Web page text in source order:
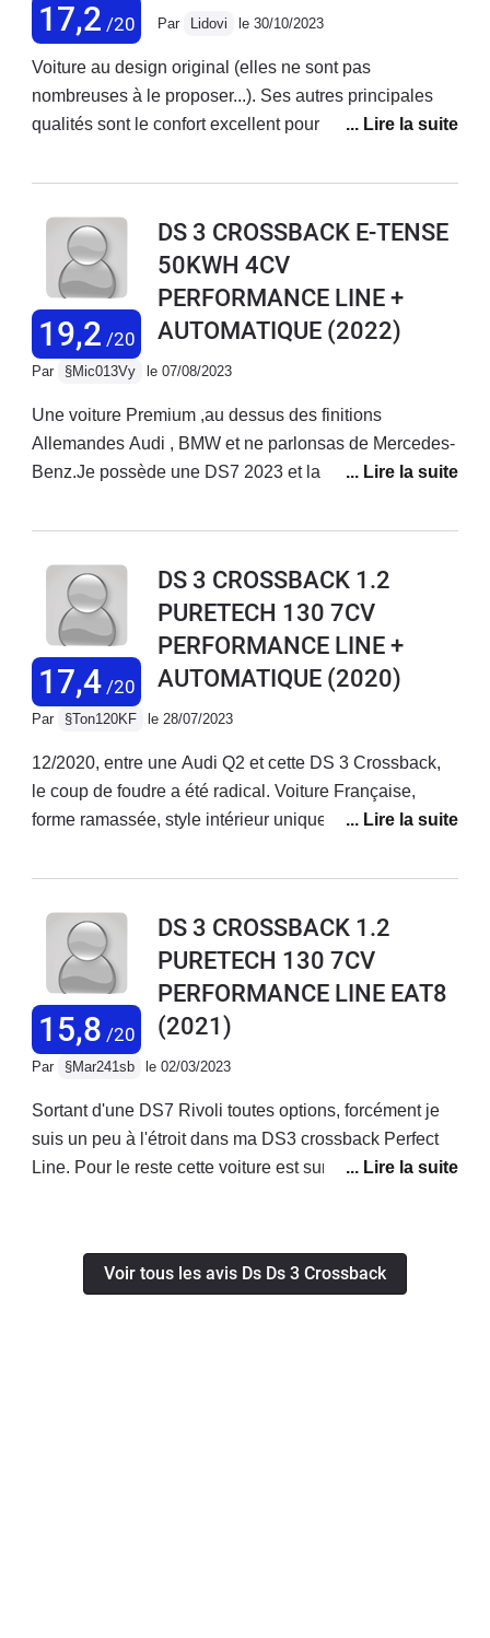
17,2 /20 Par Lidovi le 30/10/2023
Voiture au design original (elles ne sont pas
nombreuses à le proposer...). Ses autres principales
qualités sont le confort excellent pour la catégorie, la
automatique très agréable et la finition de bon
direction manque un peu de précision et de ressenti de
la route. Autre point d'amélioration : l'ergonomie de
l'écran central n'est pas toujours très intuitif. En
synthèse, après plus de 4 années d'utilisation, je suis
très satisfait d'avoir choisi cette DS3 CB, très
attachante et avec laquelle je n'ai pas rencontré de
problèmes particuliers.
19,2 /20
DS 3 CROSSBACK E-TENSE
50KWH 4CV
PERFORMANCE LINE +
AUTOMATIQUE (2022)
Par §Mic013Vy le 07/08/2023
Une voiture Premium ,au dessus des finitions
Allemandes Audi , BMW et ne parlonsas de Mercedes-
Benz.Je possède une DS7 2023 et la technologie de la
confort de la DS3, son amortissement est parfait.La
bonheur, silence et nervosité.
17,4/20
DS 3 CROSSBACK 1.2
PURETECH 130 7CV
PERFORMANCE LINE +
AUTOMATIQUE (2020)
Par §Ton120KF le 28/07/2023
12/2020, entre une Audi Q2 et cette DS 3 Crossback,
le coup de foudre a été radical. Voiture Française,
forme ramassée, style intérieur unique basé avant tout
froide d’autres voitures à succès, options nombreuses
bien ». Après 2,5 ans je la trouve toujours super à tous
points de vue ( et j’en ai encore des compliments ). nb:
aucun problème technique à déplorer.
15,8 /20
DS 3 CROSSBACK 1.2
PURETECH 130 7CV
PERFORMANCE LINE EAT8
(2021)
Par §Mar241sb le 02/03/2023
Sortant d'une DS7 Rivoli toutes options, forcément je
suis un peu à l'étroit dans ma DS3 crossback Perfect
Line. Pour le reste cette voiture est surement ce qui se
pour faire le bling-bling au Cap Ferret ou en
ville.L'essayer c'est l'adopter. Allez y !Jamais aucun
Voir tous les avis Ds Ds 3 Crossback